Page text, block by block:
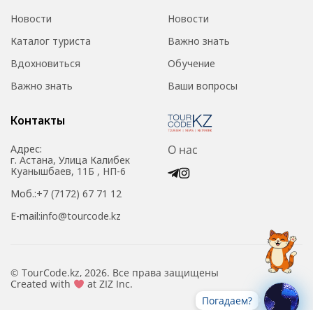
Новости
Каталог туриста
Вдохновиться
Важно знать
Новости
Важно знать
Обучение
Ваши вопросы
Контакты
Адрес:
г. Астана, Улица Калибек
Куанышбаев, 11Б , НП-6
Моб.:+7 (7172) 67 71 12
E-mail:info@tourcode.kz
О нас
© TourCode.kz, 2026. Все права защищены
Created with
at ZIZ Inc.
Погадаем?